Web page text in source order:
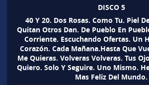
DISCO 5
40 Y 20. Dos Rosas. Como Tu. Piel
Quitan Otros Dan. De Pueblo En
Corriente. Escuchando Ofertas. Un
Corazón. Cada Mañana.Hasta Que
Me Quieras. Volveras Volveras. Tus
Quiero. Solo Y Seguire. Uno Mismo.
Mas Feliz Del Mundo.